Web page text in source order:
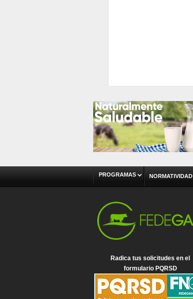
PROGRAMAS NORMATIVIDAD
Radica tus solicitudes en el
formulario PQRSD